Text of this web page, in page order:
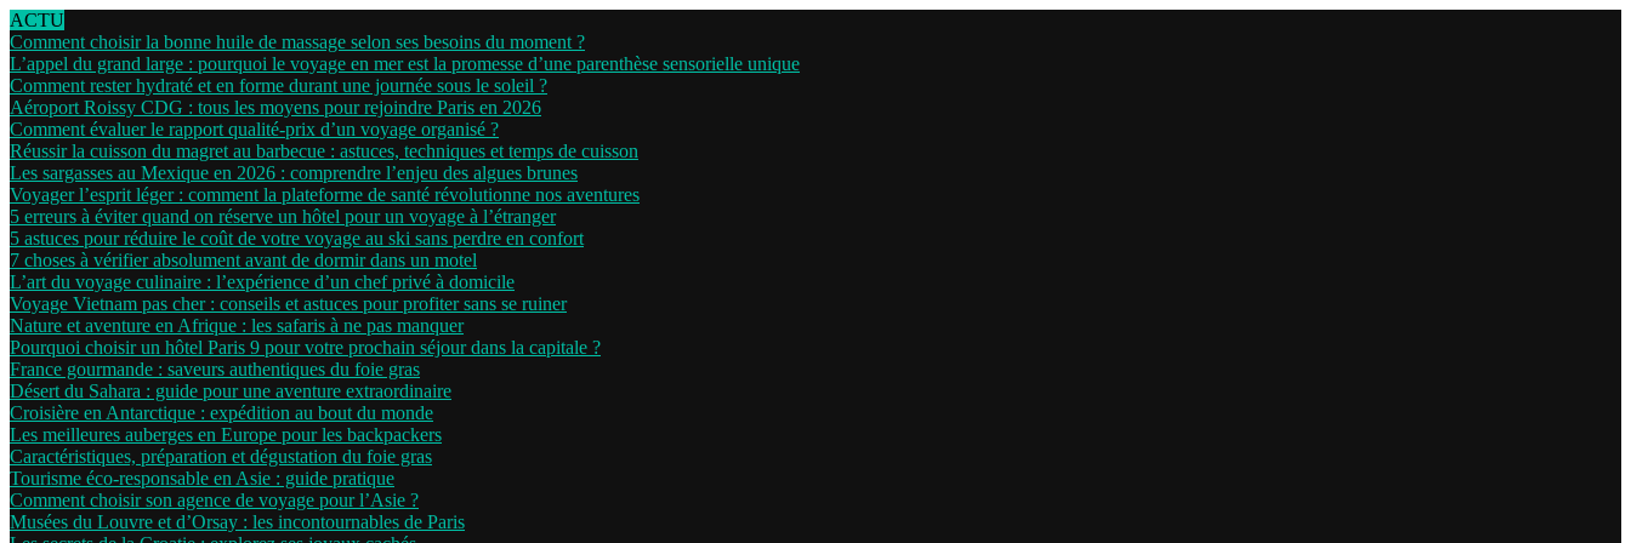
ACTU
Comment choisir la bonne huile de massage selon ses besoins du moment ?
L’appel du grand large : pourquoi le voyage en mer est la promesse d’une parenthèse sensorielle unique
Comment rester hydraté et en forme durant une journée sous le soleil ?
Aéroport Roissy CDG : tous les moyens pour rejoindre Paris en 2026
Comment évaluer le rapport qualité-prix d’un voyage organisé ?
Réussir la cuisson du magret au barbecue : astuces, techniques et temps de cuisson
Les sargasses au Mexique en 2026 : comprendre l’enjeu des algues brunes
Voyager l’esprit léger : comment la plateforme de santé révolutionne nos aventures
5 erreurs à éviter quand on réserve un hôtel pour un voyage à l’étranger
5 astuces pour réduire le coût de votre voyage au ski sans perdre en confort
7 choses à vérifier absolument avant de dormir dans un motel
L’art du voyage culinaire : l’expérience d’un chef privé à domicile
Voyage Vietnam pas cher : conseils et astuces pour profiter sans se ruiner
Nature et aventure en Afrique : les safaris à ne pas manquer
Pourquoi choisir un hôtel Paris 9 pour votre prochain séjour dans la capitale ?
France gourmande : saveurs authentiques du foie gras
Désert du Sahara : guide pour une aventure extraordinaire
Croisière en Antarctique : expédition au bout du monde
Les meilleures auberges en Europe pour les backpackers
Caractéristiques, préparation et dégustation du foie gras
Tourisme éco-responsable en Asie : guide pratique
Comment choisir son agence de voyage pour l’Asie ?
Musées du Louvre et d’Orsay : les incontournables de Paris